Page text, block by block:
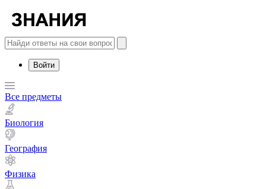
Войти
Все предметы
Биология
География
Физика